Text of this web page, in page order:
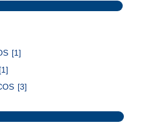
[1]
[1]
[3]